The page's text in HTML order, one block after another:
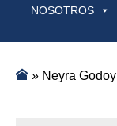
NOSOTROS
» Neyra Godoy